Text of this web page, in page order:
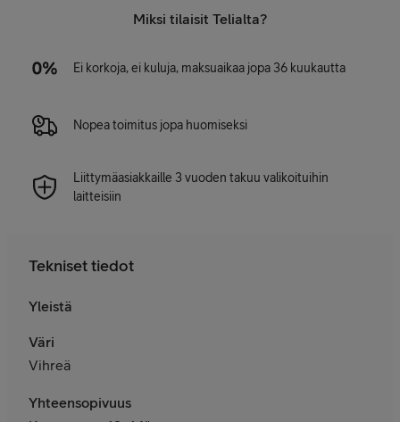
Miksi tilaisit Telialta?
Ei korkoja, ei kuluja, maksuaikaa jopa 36 kuukautta
Nopea toimitus jopa huomiseksi
Liittymäasiakkaille 3 vuoden takuu valikoituihin
laitteisiin
Tekniset tiedot
Yleistä
Väri
Vihreä
Yhteensopivuus